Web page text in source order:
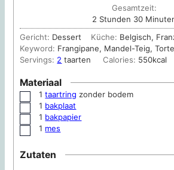
Gesamtzeit:
2Stunden
Stunden 30Minuten
Gericht: Dessert Küche: Belgisch,
Keyword: Frangipane, Mandel-Teig, Torte
Servings: 2 taarten Calories: 550kcal
Materiaal
▢
1taartring zonder bodem
▢
1 bakplaat
▢
1 bakpapier
▢
1 mes
Zutaten